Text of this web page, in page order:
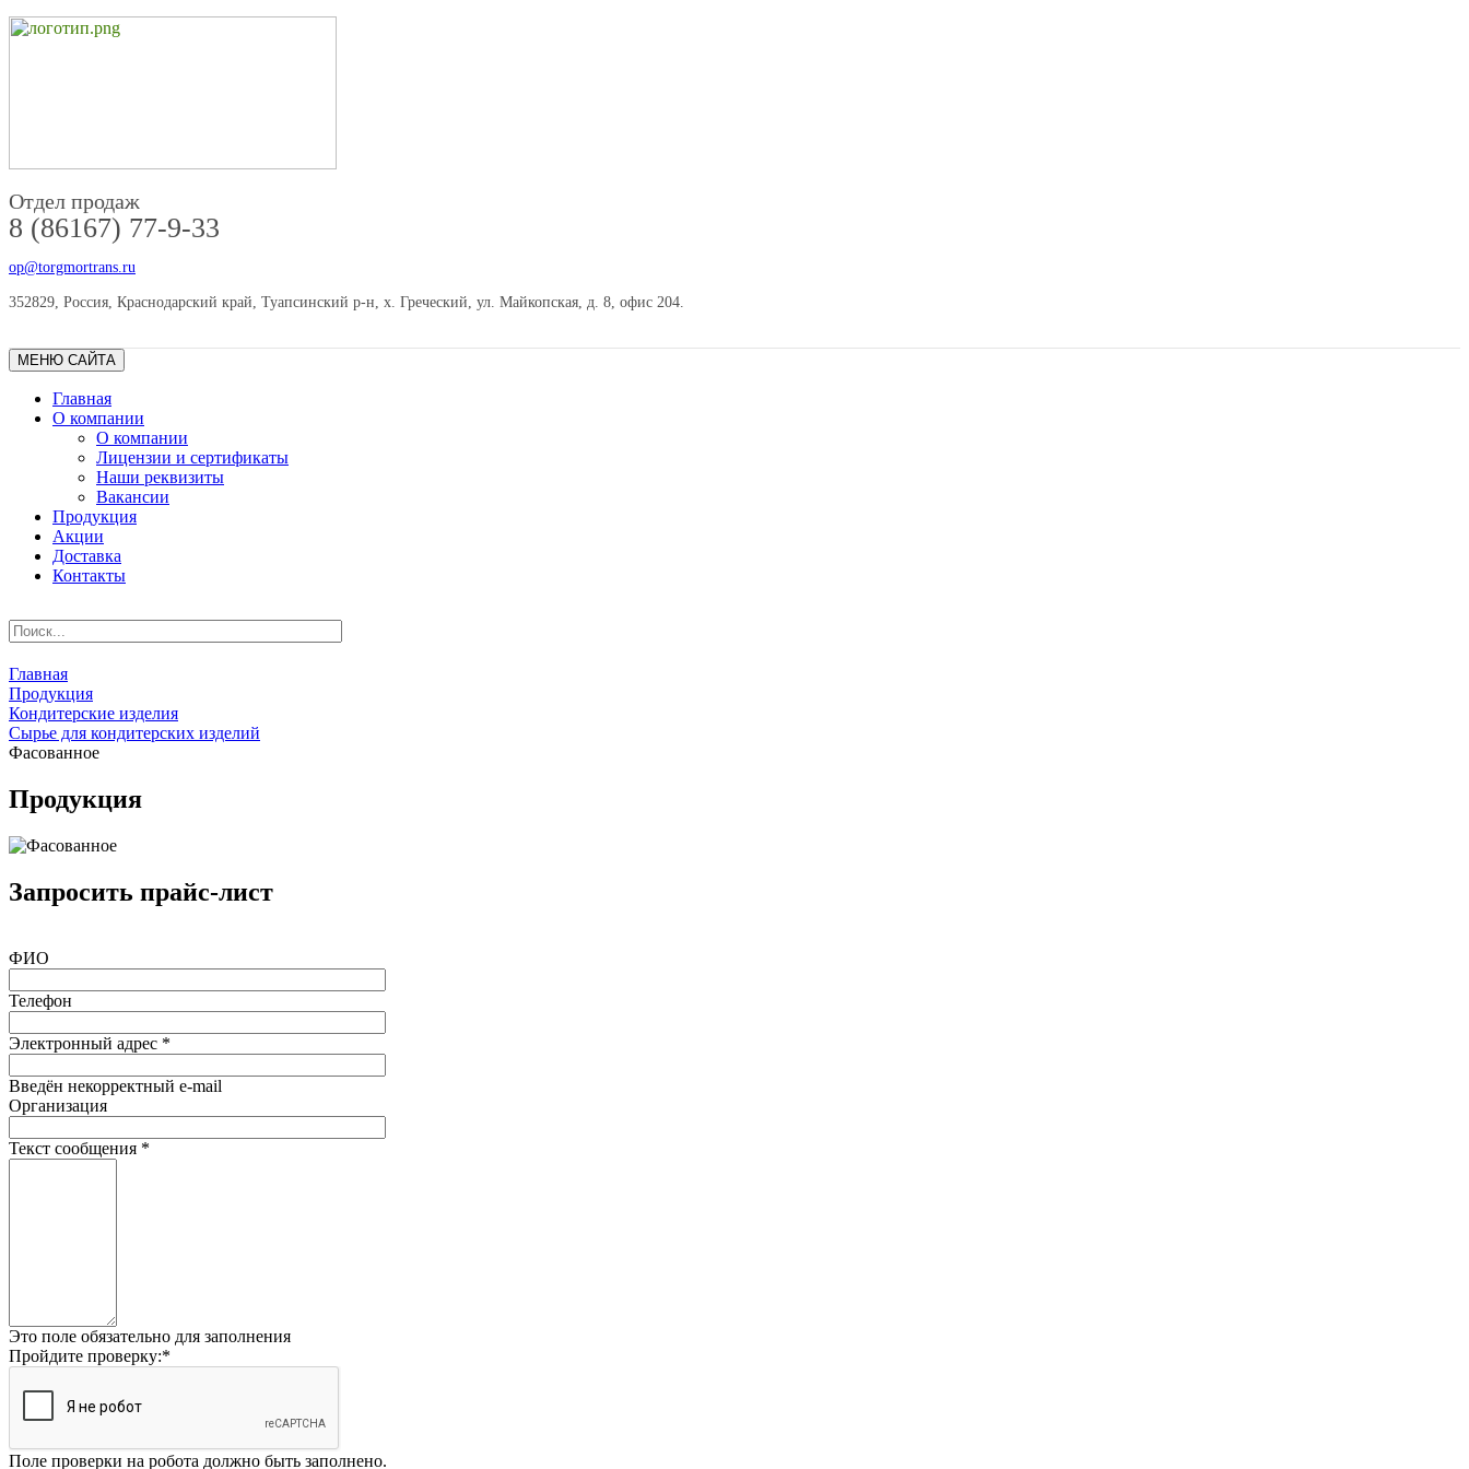
Отдел продаж
8 (86167) 77-9-33
op@torgmortrans.ru
352829, Россия, Краснодарский край, Туапсинский р-н, х. Греческий, ул. Майкопская, д. 8, офис 204.
МЕНЮ САЙТА
Главная
О компании
О компании
Лицензии и сертификаты
Наши реквизиты
Вакансии
Продукция
Акции
Доставка
Контакты
Главная
Продукция
Кондитерские изделия
Сырье для кондитерских изделий
Фасованное
Продукция
Запросить прайс-лист
ФИО
Телефон
Электронный адрес *
Введён некорректный e-mail
Организация
Текст сообщения *
Это поле обязательно для заполнения
Пройдите проверку:*
Поле проверки на робота должно быть заполнено.